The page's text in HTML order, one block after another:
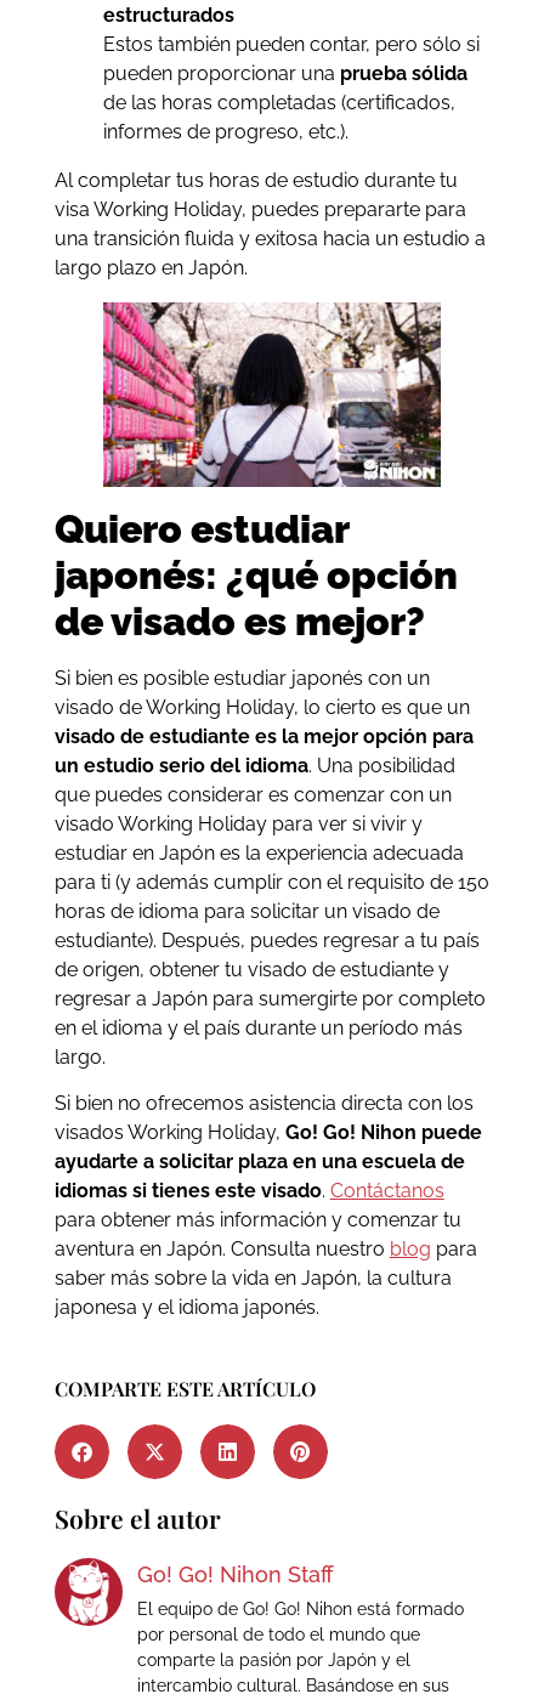
estructurados
Estos también pueden contar, pero sólo si
pueden proporcionar una prueba sólida
de las horas completadas (certificados,
informes de progreso, etc.).
Al completar tus horas de estudio durante tu
visa Working Holiday, puedes prepararte para
una transición fluida y exitosa hacia un estudio a
largo plazo en Japón.
Quiero estudiar
japonés: ¿qué opción
de visado es mejor?
Si bien es posible estudiar japonés con un
visado de Working Holiday, lo cierto es que un
visado de estudiante es la mejor opción para
un estudio serio del idioma. Una posibilidad
que puedes considerar es comenzar con un
visado Working Holiday para ver si vivir y
estudiar en Japón es la experiencia adecuada
para ti (y además cumplir con el requisito de 150
horas de idioma para solicitar un visado de
estudiante). Después, puedes regresar a tu país
de origen, obtener tu visado de estudiante y
regresar a Japón para sumergirte por completo
en el idioma y el país durante un período más
largo.
Si bien no ofrecemos asistencia directa con los
visados Working Holiday, Go! Go! Nihon puede
ayudarte a solicitar plaza en una escuela de
idiomas si tienes este visado. Contáctanos
para obtener más información y comenzar tu
aventura en Japón. Consulta nuestro blog para
saber más sobre la vida en Japón, la cultura
japonesa y el idioma japonés.
COMPARTE ESTE ARTÍCULO
Sobre el autor
Go! Go! Nihon Staff
El equipo de Go! Go! Nihon está formado
por personal de todo el mundo que
comparte la pasión por Japón y el
intercambio cultural. Basándose en sus